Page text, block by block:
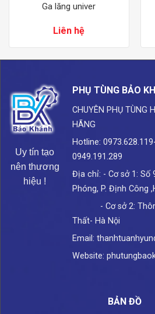
Ga lăng univer
Liên hệ
Uy tín tạo
nên thương
hiệu !
PHỤ TÙNG BẢO
CHUYÊN PHỤ TÙNG
HÃNG
Hotline:
0949.191.289
Địa chỉ: - Cơ sở 1: Số
Phóng, P. Định Công
- Cơ sở 2:
Thất- Hà Nội
Email:
Website:
BẢN ĐỒ